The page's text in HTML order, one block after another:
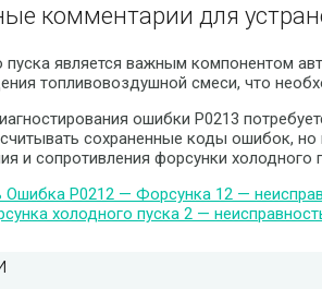
комментарии для
является важным компонентом
топливовоздушной смеси, что
ошибки P0213
сохраненные коды ошибок,
и сопротивления форсунки холодного
Ошибка P0212 — Форсунка 12 —
холодного пуска 2 —